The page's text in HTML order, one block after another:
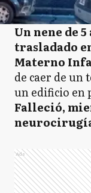
Un nene de 5
trasladado
Materno
de caer de un
un edificio en
Falleció,
Ads